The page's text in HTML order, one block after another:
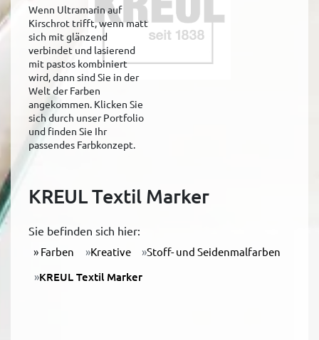
Wenn Ultramarin auf
Kirschrot trifft, wenn matt
sich mit glänzend
verbindet und lasierend
mit pastos kombiniert
wird, dann sind Sie in der
Welt der Farben
angekommen. Klicken Sie
sich durch unser Portfolio
und finden Sie Ihr
passendes Farbkonzept.
KREUL Textil Marker
Sie befinden sich hier:
Farben Kreative Stoff- und Seidenmalfarben
KREUL Textil Marker